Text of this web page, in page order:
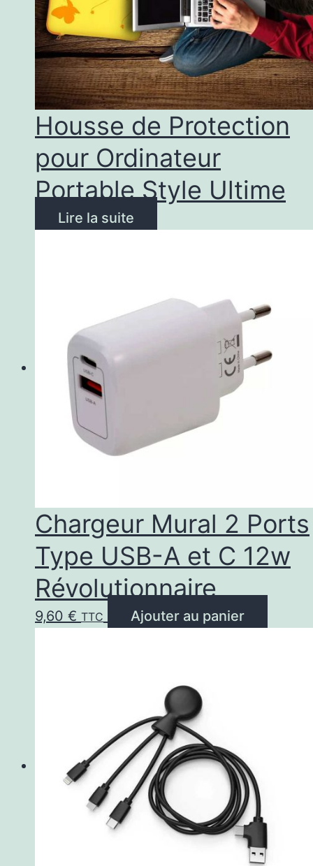
Housse de Protection
pour Ordinateur
Portable Style Ultime
Lire la suite
Chargeur Mural 2 Ports
Type USB-A et C 12w
Révolutionnaire
9,60 € TTC Ajouter au panier